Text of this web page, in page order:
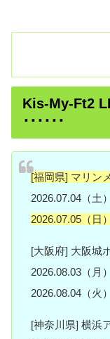
Kis-My-Ft2
･･････
[福岡県] マリン
2026.07.04（土
2026.07.05（日
[大阪府] 大阪城
2026.08.03（月
2026.08.04（火
[神奈川県] 横浜